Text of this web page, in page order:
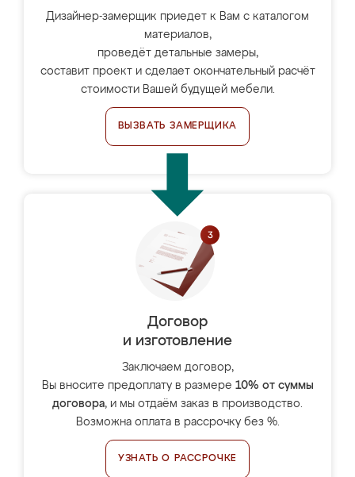
Дизайнер-замерщик приедет к Вам с каталогом
материалов,
проведёт детальные замеры,
составит проект и сделает окончательный расчёт
стоимости Вашей будущей мебели.
ВЫЗВАТЬ ЗАМЕРЩИКА
Договор
и изготовление
Заключаем договор,
Вы вносите предоплату в размере 10% от суммы
договора, и мы отдаём заказ в производство.
Возможна оплата в рассрочку без %.
УЗНАТЬ О РАССРОЧКЕ